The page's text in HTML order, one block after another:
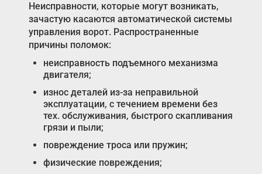
Неисправности, которые могут возникать,
зачастую касаются автоматической системы
управления ворот. Распространенные
причины поломок:
неисправность подъемного механизма
двигателя;
износ деталей из-за неправильной
эксплуатации, с течением времени без
тех. обслуживания, быстрого скапливания
грязи и пыли;
повреждение троса или пружин;
физические повреждения;